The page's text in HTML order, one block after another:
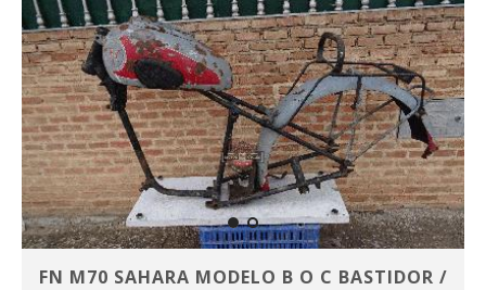
FN M70 SAHARA MODELO B O C BASTIDOR /